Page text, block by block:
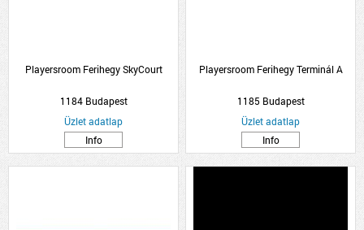
Playersroom Ferihegy SkyCourt
1184 Budapest
Üzlet adatlap
Info
Playersroom Ferihegy Terminál A
1185 Budapest
Üzlet adatlap
Info